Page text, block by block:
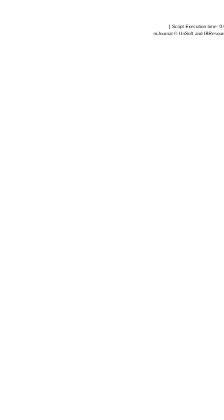
[ Script Execution time:
mJournal © UriSoft and